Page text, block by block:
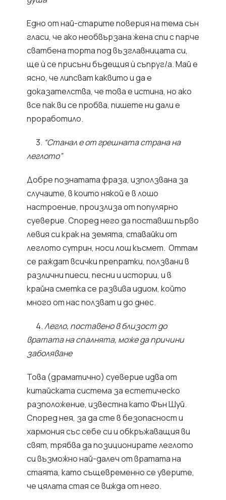
Едно от най-старите поверия на тема сън
гласи, че ако необвързана жена спи с парче
сватбена торта под възглавницата си,
ще ѝ се присъни бъдещия ѝ съпруг/а. Май е
ясно, че липсват каквито и да е
доказателства, че това е истина, но ако
все пак ви се пробва, пишете ни дали е
проработило.
3. “Станал е от грешната страна на
леглото”
Добре познатата фраза, използвана за
случаите, в които някой е в лошо
настроение, произлиза от популярно
суеверие. Според него да поставиш първо
левия си крак на земята, ставайки от
леглото сутрин, носи лош късмет. Оттам
се раждат всички препратки, ползвани в
различни пиеси, песни и истории, и в
крайна сметка се развива идиом, който
много от нас ползват и до днес.
4.Легло, поставено в близост до
вратата на спалнята, може да причини
заболяване
Това (драматично) суеверие идва от
китайската система за естетическо
разположение, известна като Фън Шуй.
Според нея, за да сте в безопасност и
хармония със себе си и обкръжаващия ви
свят, трябва да позиционирате леглото
си възможно най-далеч от вратата на
стаята, като същевременно се уверите,
че цялата стая се вижда от него.